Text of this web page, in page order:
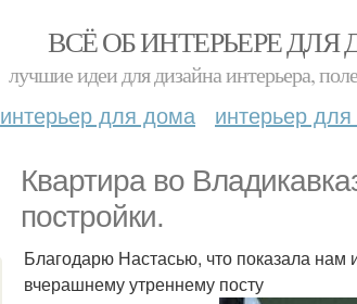
ВСЁ ОБ ИНТЕРЬЕРЕ
лучшие идеи для дизайна интерьера,
интерьер для дома интерьер
Квартира во
постройки.
Благодарю Настасью, что показала
вчерашнему утреннему посту